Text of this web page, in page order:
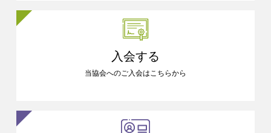
入会する
当協会へのご入会はこちらから